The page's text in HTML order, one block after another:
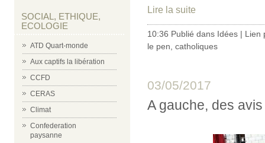
SOCIAL, ETHIQUE,
ECOLOGIE
ATD Quart-monde
Aux captifs la libération
CCFD
CERAS
Climat
Confederation
paysanne
Lire la suite
10:36 Publié dans Idées | Lien
le pen catholiques
03/05/2017
A gauche, des